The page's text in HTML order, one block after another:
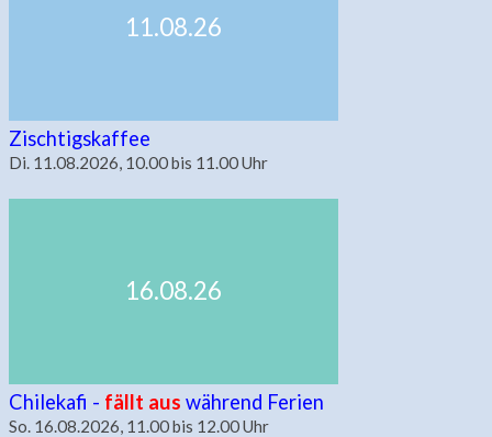
11.08.26
Zischtigskaffee
Di. 11.08.2026, 10.00 bis 11.00 Uhr
16.08.26
Chilekafi - fällt aus während Ferien
So. 16.08.2026, 11.00 bis 12.00 Uhr